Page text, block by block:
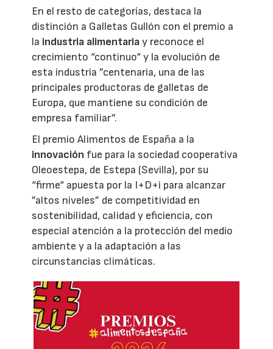
En el resto de categorías, destaca la
distinción a Galletas Gullón con el premio a
la industria alimentariay reconoce el
crecimiento “continuo“ y la evolución de
esta industria ”centenaria, una de las
principales productoras de galletas de
Europa, que mantiene su condición de
empresa familiar”.
El premio Alimentos de España a la
innovación fue para la sociedad cooperativa
Oleoestepa, de Estepa (Sevilla), por su
“firme“ apuesta por la I+D+i para alcanzar
”altos niveles” de competitividad en
sostenibilidad, calidad y eficiencia, con
especial atención a la protección del medio
ambiente y a la adaptación a las
circunstancias climáticas.